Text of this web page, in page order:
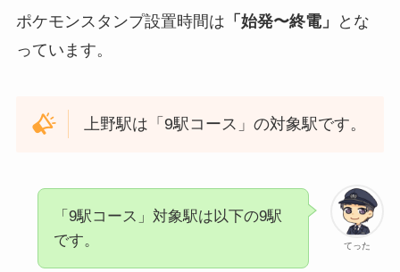
ポケモンスタンプ設置時間は 「始発〜終電」
とな
っています。
上野駅は「9駅コース」の対象駅です。
てった
「9駅コース」対象駅は以下の9駅
です。